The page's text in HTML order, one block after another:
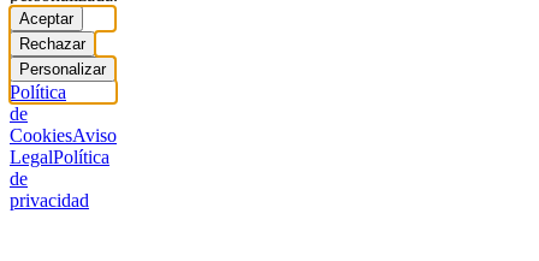
Aceptar
Rechazar
Personalizar
Política
de
CookiesAviso
LegalPolítica
de
privacidad